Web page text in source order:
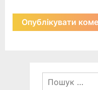
Пошук: